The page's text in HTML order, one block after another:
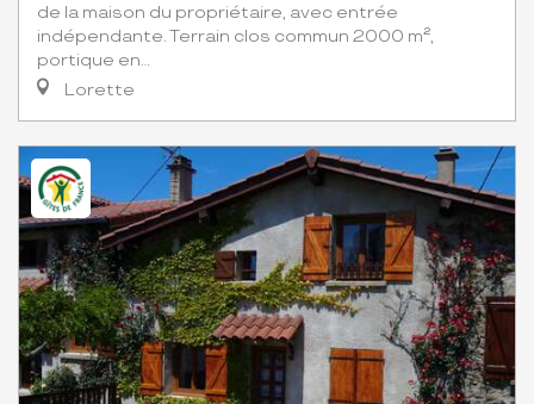
de la maison du propriétaire, avec entrée
indépendante. Terrain clos commun 2000 m²,
portique en...
Lorette